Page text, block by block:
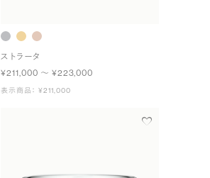
ストラータ
¥211,000 〜 ¥223,000
表示商品： ¥211,000